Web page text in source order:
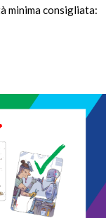
minima consigliata: